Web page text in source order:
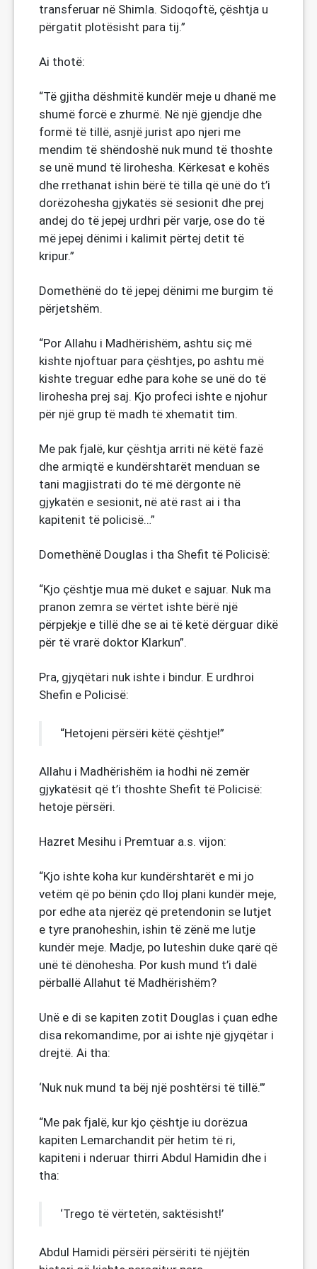
transferuar në Shimla. Sidoqoftë, çështja u
përgatit plotësisht para tij.”
Ai thotë:
“Të gjitha dëshmitë kundër meje u dhanë me
shumë forcë e zhurmë. Në një gjendje dhe
formë të tillë, asnjë jurist apo njeri me
mendim të shëndoshë nuk mund të thoshte
se unë mund të lirohesha. Kërkesat e kohës
dhe rrethanat ishin bërë të tilla që unë do t’i
dorëzohesha gjykatës së sesionit dhe prej
andej do të jepej urdhri për varje, ose do të
më jepej dënimi i kalimit përtej detit të
kripur.”
Domethënë do të jepej dënimi me burgim të
përjetshëm.
“Por Allahu i Madhërishëm, ashtu siç më
kishte njoftuar para çështjes, po ashtu më
kishte treguar edhe para kohe se unë do të
lirohesha prej saj. Kjo profeci ishte e njohur
për një grup të madh të xhematit tim.
Me pak fjalë, kur çështja arriti në këtë fazë
dhe armiqtë e kundërshtarët menduan se
tani magjistrati do të më dërgonte në
gjykatën e sesionit, në atë rast ai i tha
kapitenit të policisë…”
Domethënë Douglas i tha Shefit të Policisë:
“Kjo çështje mua më duket e sajuar. Nuk ma
pranon zemra se vërtet ishte bërë një
përpjekje e tillë dhe se ai të ketë dërguar dikë
për të vrarë doktor Klarkun”.
Pra, gjyqëtari nuk ishte i bindur. E urdhroi
Shefin e Policisë:
“Hetojeni përsëri këtë çështje!”
Allahu i Madhërishëm ia hodhi në zemër
gjykatësit që t’i thoshte Shefit të Policisë:
hetoje përsëri.
Hazret Mesihu i Premtuar a.s. vijon:
“Kjo ishte koha kur kundërshtarët e mi jo
vetëm që po bënin çdo lloj plani kundër meje,
por edhe ata njerëz që pretendonin se lutjet
e tyre pranoheshin, ishin të zënë me lutje
kundër meje. Madje, po luteshin duke qarë që
unë të dënohesha. Por kush mund t’i dalë
përballë Allahut të Madhërishëm?
Unë e di se kapiten zotit Douglas i çuan edhe
disa rekomandime, por ai ishte një gjyqëtar i
drejtë. Ai tha:
‘Nuk nuk mund ta bëj një poshtërsi të tillë.’”
“Me pak fjalë, kur kjo çështje iu dorëzua
kapiten Lemarchandit për hetim të ri,
kapiteni i nderuar thirri Abdul Hamidin dhe i
tha:
‘Trego të vërtetën, saktësisht!’
Abdul Hamidi përsëri përsëriti të njëjtën